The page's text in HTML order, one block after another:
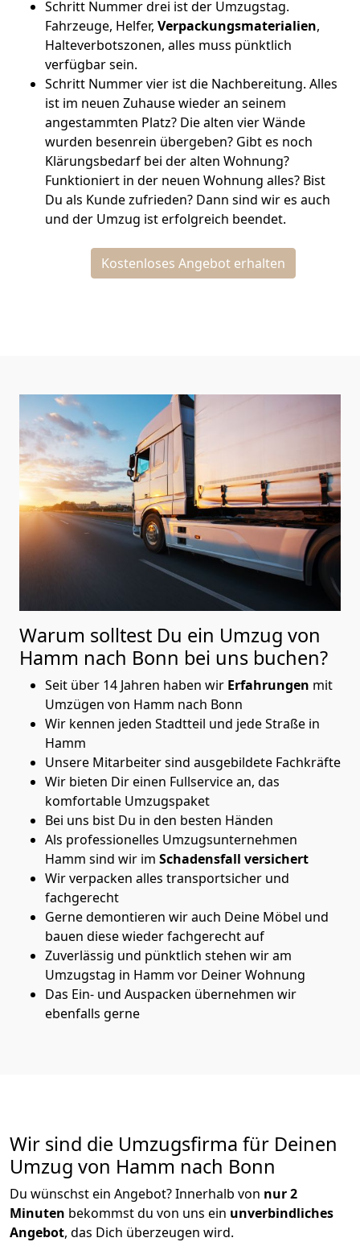
Schritt Nummer drei ist der Umzugstag.
Fahrzeuge, Helfer, Verpackungsmaterialien,
Halteverbotszonen, alles muss pünktlich
verfügbar sein.
Schritt Nummer vier ist die Nachbereitung. Alles
ist im neuen Zuhause wieder an seinem
angestammten Platz? Die alten vier Wände
wurden besenrein übergeben? Gibt es noch
Klärungsbedarf bei der alten Wohnung?
Funktioniert in der neuen Wohnung alles? Bist
Du als Kunde zufrieden? Dann sind wir es auch
und der Umzug ist erfolgreich beendet.
Kostenloses Angebot erhalten
Warum solltest Du ein Umzug von
Hamm nach Bonn bei uns buchen?
Seit über 14 Jahren haben wir Erfahrungen mit
Umzügen von Hamm nach Bonn
Wir kennen jeden Stadtteil und jede Straße in
Hamm
Unsere Mitarbeiter sind ausgebildete Fachkräfte
Wir bieten Dir einen Fullservice an, das
komfortable Umzugspaket
Bei uns bist Du in den besten Händen
Als professionelles Umzugsunternehmen
Hamm sind wir im Schadensfall versichert
Wir verpacken alles transportsicher und
fachgerecht
Gerne demontieren wir auch Deine Möbel und
bauen diese wieder fachgerecht auf
Zuverlässig und pünktlich stehen wir am
Umzugstag in Hamm vor Deiner Wohnung
Das Ein- und Auspacken übernehmen wir
ebenfalls gerne
Wir sind die Umzugsfirma für Deinen
Umzug von Hamm nach Bonn
Du wünschst ein Angebot? Innerhalb von nur 2
Minuten bekommst du von uns ein unverbindliches
Angebot, das Dich überzeugen wird.